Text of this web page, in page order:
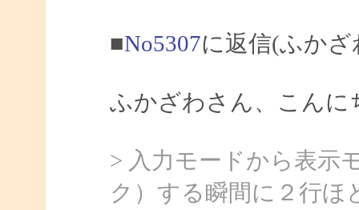
■No5307に返信(ふか
ふかざわさん、こんに
> 入力モードから表示
ク）する瞬間に２行ほ